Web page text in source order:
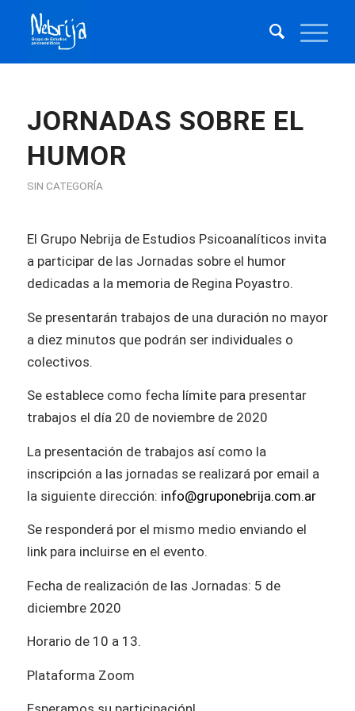
JORNADAS SOBRE EL
HUMOR
SIN CATEGORÍA
El Grupo Nebrija de Estudios Psicoanalíticos invita
a participar de las Jornadas sobre el humor
dedicadas a la memoria de Regina Poyastro.
Se presentarán trabajos de una duración no mayor
a diez minutos que podrán ser individuales o
colectivos.
Se establece como fecha límite para presentar
trabajos el día 20 de noviembre de 2020
La presentación de trabajos así como la
inscripción a las jornadas se realizará por email a
la siguiente dirección: info@gruponebrija.com.ar
Se responderá por el mismo medio enviando el
link para incluirse en el evento.
Fecha de realización de las Jornadas: 5 de
diciembre 2020
Horario de 10 a 13.
Plataforma Zoom